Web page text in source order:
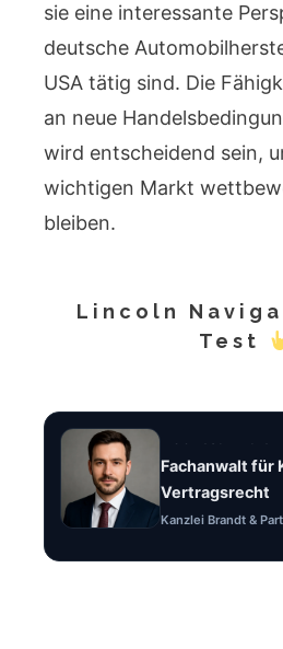
sie eine interessante
deutsche
USA tätig sind. Die
an neue
wird entscheidend sein,
wichtigen Markt
bleiben.
Lincoln
Test
Fachanwalt für
Vertragsrecht
Kanzlei Brandt &